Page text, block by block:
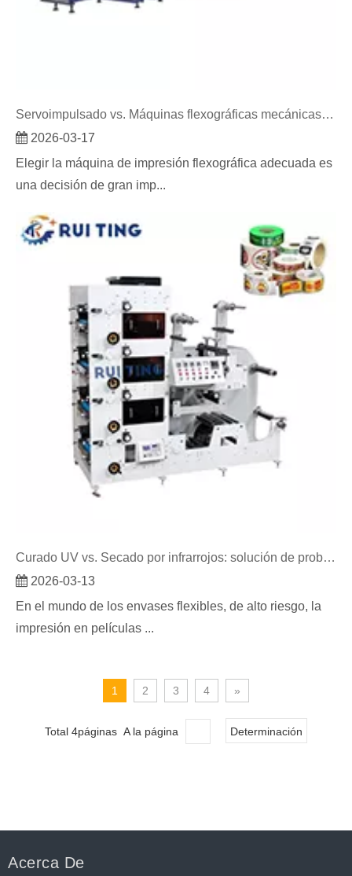
Servoimpulsado vs. Máquinas flexográficas mecánicas para impresión de etiquetas
2026-03-17
Elegir la máquina de impresión flexográfica adecuada es
una decisión de gran imp...
Curado UV vs. Secado por infrarrojos: solución de problemas de tinta flexográfica en películas
2026-03-13
En el mundo de los envases flexibles, de alto riesgo, la
impresión en películas ...
1 2 3 4 »
Total 4páginas A la página Determinación
Acerca De